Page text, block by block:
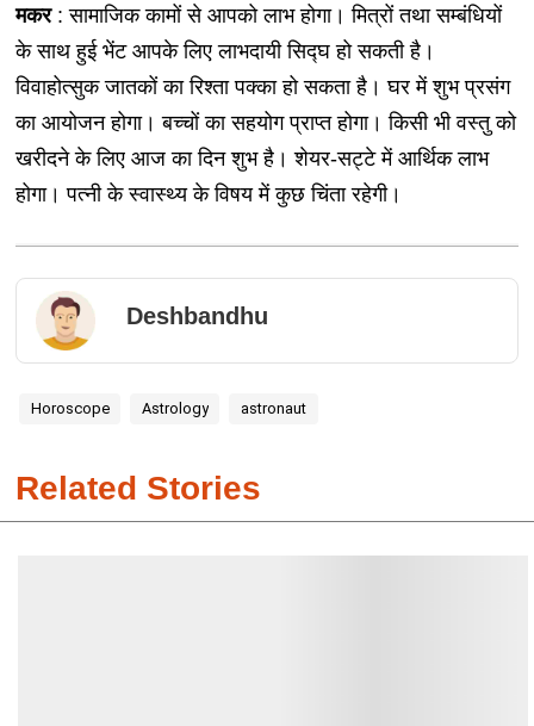
मकर: सामाजिक कामों से आपको लाभ होगा। मित्रों तथा सम्बंधियों
के साथ हुई भेंट आपके लिए लाभदायी सिद्घ हो सकती है।
विवाहोत्सुक जातकों का रिश्ता पक्का हो सकता है। घर में शुभ प्रसंग
का आयोजन होगा। बच्चों का सहयोग प्राप्त होगा। किसी भी वस्तु को
खरीदने के लिए आज का दिन शुभ है। शेयर-सट्टे में आर्थिक लाभ
होगा। पत्नी के स्वास्थ्य के विषय में कुछ चिंता रहेगी।
Deshbandhu
Horoscope Astrology astronaut
Related Stories